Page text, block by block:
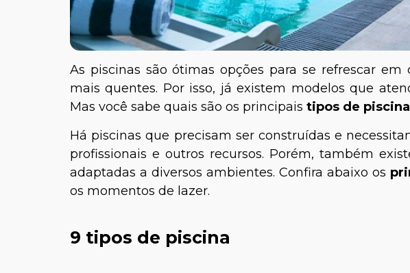
As piscinas são ótimas opções para se refrescar
mais quentes. Por isso, já existem modelos que
Mas você sabe quais são os principais tipos de piscina
Há piscinas que precisam ser construídas e
profissionais e outros recursos. Porém, também
adaptadas a diversos ambientes. Confira abaixo os
os momentos de lazer.
9 tipos de piscina